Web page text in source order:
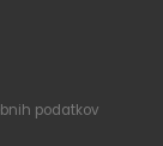
podatkov